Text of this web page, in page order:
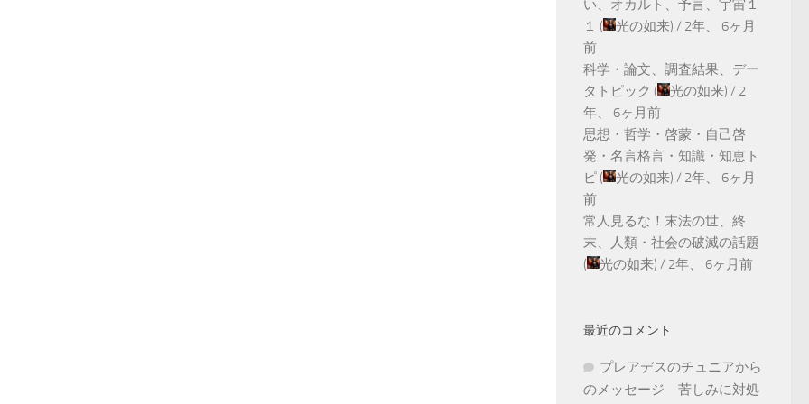
い、オカルト、予言、宇宙１
１ ( 光の如来) / 2年、 6ヶ月
前
科学・論文、調査結果、デー
タトピック ( 光の如来) / 2
年、 6ヶ月前
思想・哲学・啓蒙・自己啓
発・名言格言・知識・知恵ト
ピ ( 光の如来) / 2年、 6ヶ月
前
常人見るな！末法の世、終
末、人類・社会の破滅の話題
(
光の如来) / 2年、 6ヶ月前
最近のコメント
プレアデスのチュニアから
のメッセージ 苦しみに対処